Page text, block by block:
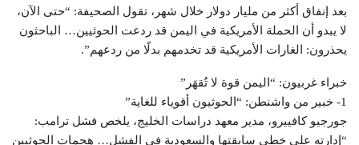
بعد إنفاق أكثر من مليار دولار خلال شهر، تقول الصحيفة: “حتى الآن،
لا يبدو أن الحملة الأمريكية في اليمن قد ردعت الحوثيين… الباحثون
يحذرون: الغارات الأمريكية قد تخدمهم بدلًا من ردعهم”.
خبراء غربيون: “اليمن قوة لا تُقهَر”
1- خبير من واشنطن: “الحوثيون أقوياء للغاية”
جورجيو كافييرو، مدير معهد دراسات الخليج، يلخص فشل ترامب:
“إدارته على خطى سابقتها والسعودية في الفشل… هجمات الحوثيين